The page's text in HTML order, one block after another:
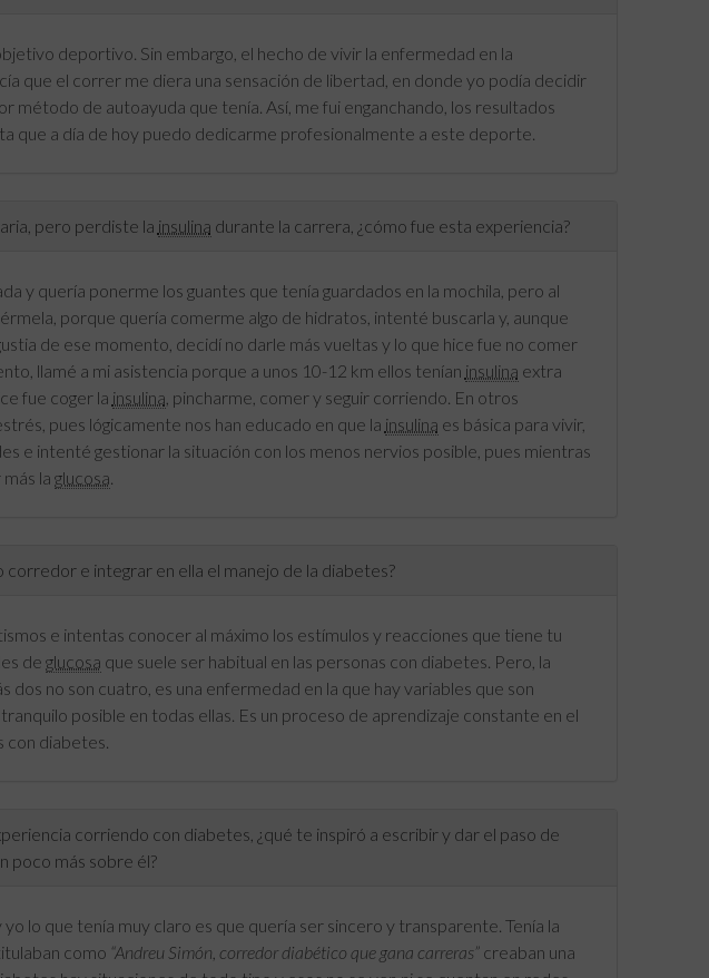
deportivo. Sin embargo, el hecho de vivir la enfermedad en la
que el correr me diera una sensación de libertad, en donde yo podía decidir
método de autoayuda que tenía. Así, me fui enganchando, los resultados
que a día de hoy puedo dedicarme profesionalmente a este deporte.
pero perdiste la insulina durante la carrera, ¿cómo fue esta experiencia?
y quería ponerme los guantes que tenía guardados en la mochila, pero al
porque quería comerme algo de hidratos, intenté buscarla y, aunque
de ese momento, decidí no darle más vueltas y lo que hice fue no comer
llamé a mi asistencia porque a unos 10-12 km ellos tenían insulina extra
fue coger la insulina , pincharme, comer y seguir corriendo. En otros
pues lógicamente nos han educado en que la insulina es básica para vivir,
e intenté gestionar la situación con los menos nervios posible, pues mientras
la glucosa.
e integrar en ella el manejo de la diabetes?
e intentas conocer al máximo los estímulos y reacciones que tiene tu
de glucosa que suele ser habitual en las personas con diabetes. Pero, la
dos no son cuatro, es una enfermedad en la que hay variables que son
posible en todas ellas. Es un proceso de aprendizaje constante en el
con diabetes.
corriendo con diabetes, ¿qué te inspiró a escribir y dar el paso de
poco más sobre él?
lo que tenía muy claro es que quería ser sincero y transparente. Tenía la
como “Andreu Simón, corredor diabético que gana carreras”creaban una